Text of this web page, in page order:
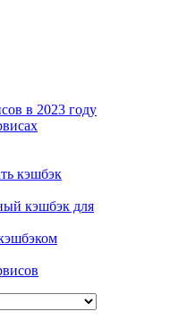
в 2023 году
кэшбэк
кэшбэк для